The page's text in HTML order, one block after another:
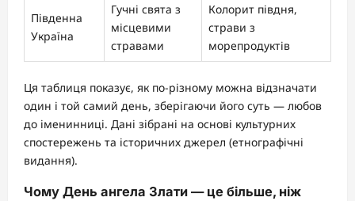
Південна
Україна
Гучні свята з
місцевими
стравами
Колорит півдня,
страви з
морепродуктів
Ця таблиця показує, як по-різному можна відзначати
один і той самий день, зберігаючи його суть — любов
до іменинниці. Дані зібрані на основі культурних
спостережень та історичних джерел (етнографічні
видання).
Чому День ангела Злати — це більше, ніж